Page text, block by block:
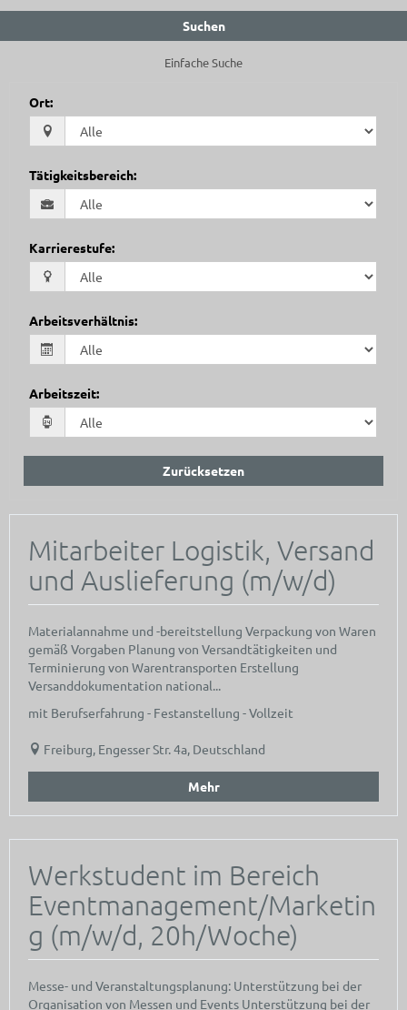
Suchen
Einfache Suche
Ort:
Tätigkeitsbereich:
Karrierestufe:
Arbeitsverhältnis:
Arbeitszeit:
Zurücksetzen
Mitarbeiter Logistik, Versand
und Auslieferung (m/w/d)
Materialannahme und -bereitstellung Verpackung von Waren
gemäß Vorgaben Planung von Versandtätigkeiten und
Terminierung von Warentransporten Erstellung
Versanddokumentation national...
mit Berufserfahrung - Festanstellung - Vollzeit
Freiburg, Engesser Str. 4a, Deutschland
Mehr
Werkstudent im Bereich
Eventmanagement/Marketin
g (m/w/d, 20h/Woche)
Messe- und Veranstaltungsplanung: Unterstützung bei der
Organisation von Messen und Events Unterstützung bei der